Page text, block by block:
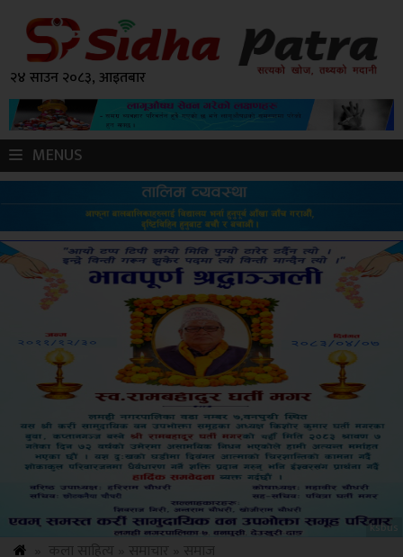
२४ साउन २०८३, आइतबार
MENUS
ksbus